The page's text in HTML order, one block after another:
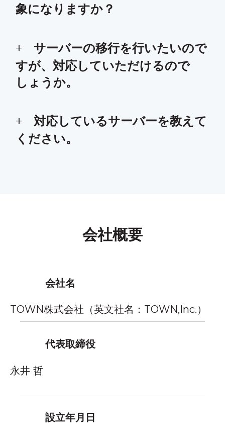
象になりますか？
サーバーの移行を行いたいので
すが、対応していただけるので
しょうか。
対応しているサーバーを教えて
ください。
会社概要
会社名
TOWN株式会社（英文社名：TOWN,Inc.）
代表取締役
永井 哲
設立年月日